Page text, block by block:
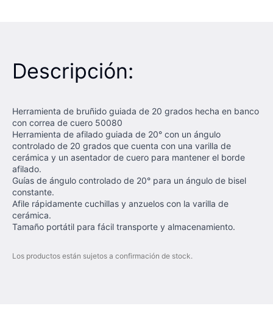
Descripción:
Herramienta de bruñido guiada de 20 grados hecha en banco
con correa de cuero 50080
Herramienta de afilado guiada de 20° con un ángulo
controlado de 20 grados que cuenta con una varilla de
cerámica y un asentador de cuero para mantener el borde
afilado.
Guías de ángulo controlado de 20° para un ángulo de bisel
constante.
Afile rápidamente cuchillas y anzuelos con la varilla de
cerámica.
Tamaño portátil para fácil transporte y almacenamiento.
Los productos están sujetos a confirmación de stock.